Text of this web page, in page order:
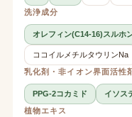
洗浄成分
オレフィン(C14-16)スルホ
ココイルメチルタウリンNa
乳化剤・非イオン界面活性
PPG-2コカミド
イソス
植物エキス